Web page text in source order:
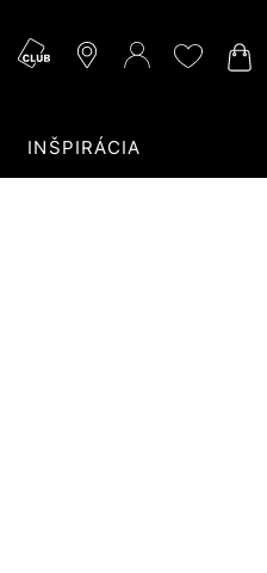
INŠPIRÁCIA